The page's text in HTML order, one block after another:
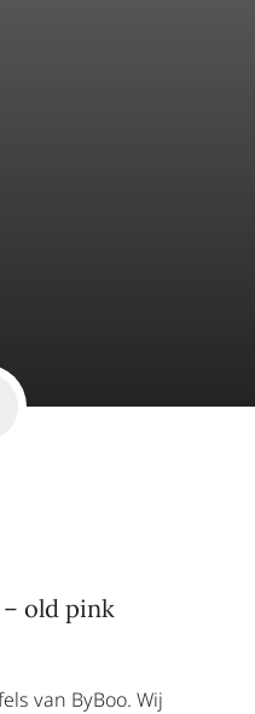
old pink
van ByBoo. Wij